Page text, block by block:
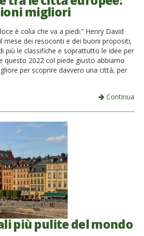
migliori
è colui che va a piedi.” Henry David
mese dei resoconti e dei buoni propositi,
più le classifiche e soprattutto le idee per
questo 2022 col piede giusto abbiamo
per scoprire davvero una città, per
Continua
più pulite del mondo